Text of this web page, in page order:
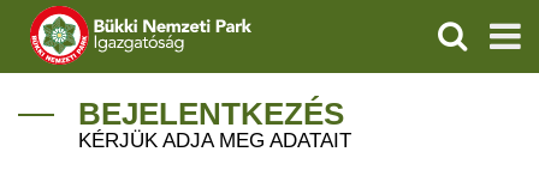
IGAZGATÓSÁG
KERESÉS
BEJELENTKEZÉS
KÉRJÜK ADJA MEG ADATAIT